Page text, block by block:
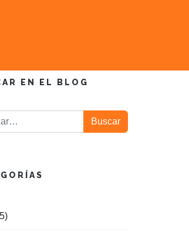
EN EL BLOG
Buscar